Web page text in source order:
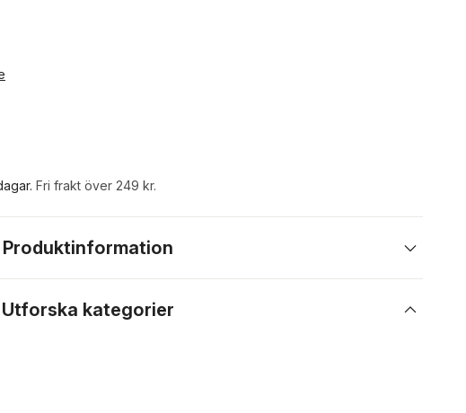
. Fri frakt över 249 kr.
Produktinformation
Utforska kategorier